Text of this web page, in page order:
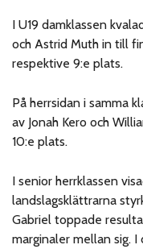
I U19 damklassen
och Astrid Muth in till
respektive 9:e plats.
På herrsidan i samma
av Jonah Kero och
10:e plats.
I senior herrklassen
landslagsklättrarna
Gabriel toppade
marginaler mellan sig.